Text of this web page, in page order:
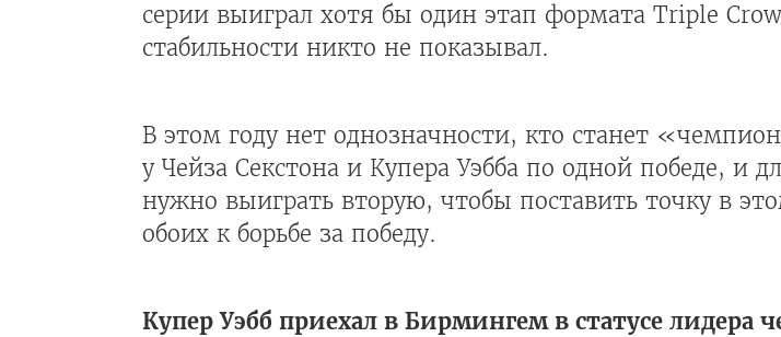
серии выиграл хотя бы один этап формата Triple
стабильности никто не показывал.
В этом году нет однозначности, кто станет
у Чейза Секстона и Купера Уэбба по одной победе, и
нужно выиграть вторую, чтобы поставить точку в
обоих к борьбе за победу.
Купер Уэбб приехал в Бирмингем в статусе лидера